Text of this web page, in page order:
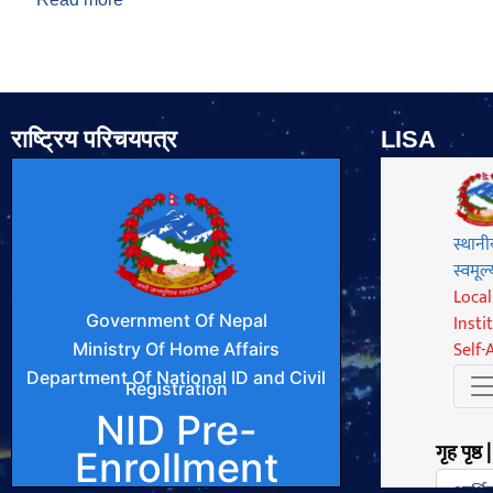
राष्ट्रिय परिचयपत्र LISA